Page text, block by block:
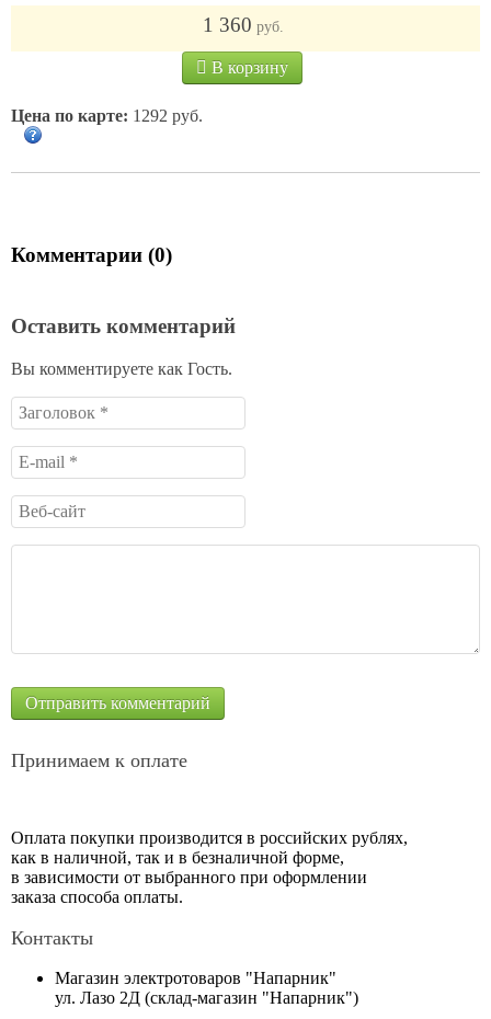
1 360 руб.
В корзину
Цена по карте: 1292 руб.
Комментарии (0)
Оставить комментарий
Вы комментируете как Гость.
Принимаем к оплате
Оплата покупки производится в российских рублях,
как в наличной, так и в безналичной форме,
в зависимости от выбранного при оформлении
заказа способа оплаты.
Контакты
Магазин электротоваров "Напарник"
ул. Лазо 2Д (склад-магазин "Напарник")